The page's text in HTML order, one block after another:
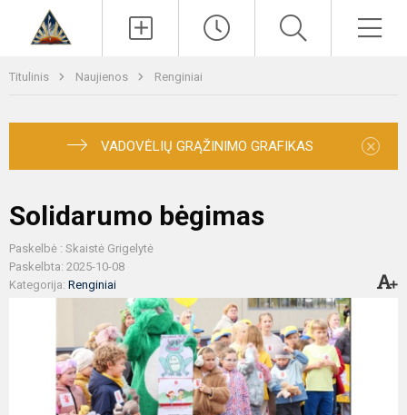
Titulinis Naujienos Renginiai
VADOVĖLIŲ GRĄŽINIMO GRAFIKAS ×
Solidarumo bėgimas
Paskelbė : Skaistė Grigelytė
Paskelbta: 2025-10-08
Kategorija: Renginiai